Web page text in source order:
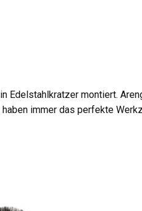
Edelstahlkratzer montiert.
immer das perfekte